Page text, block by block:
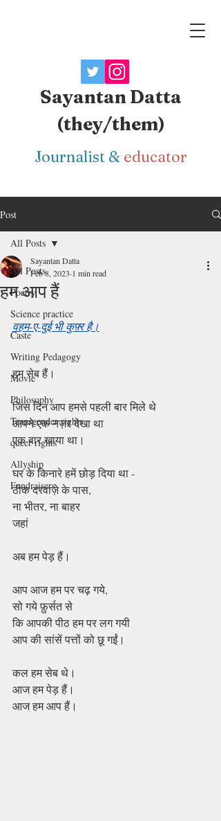
Sayantan Datta
(they/them)
Journalist & educator
Post
All Posts
Poetry
Science practice
Caste
Writing Pedagogy
Movie
Philosophy
Transgender rights
queer rights
Allyship
Fundraisers
All Posts
हम आप हैं
Sayantan Datta
Feb 8, 2023 1 min read
वहम-ए-दुई भी कुफ़्र है।
हम सेब हैं।
जिस दिन आप हमसे पहली बार मिले थे
आपने एक नज़र देखा था
एक बार खाया था।
घर के किनारे हमें छोड़ दिया था -
ठीक दरवाज़े के पास,
ना भीतर, ना बाहर
जहां
अब हम पेड़ हैं।
आप आज हम पर चढ़ गये,
सो गये फ़ुर्सत से
कि आपकी पीठ हम पर लग गयी
आप की सांसें पत्तों को छू गईं।
कल हम सेब थे।
आज हम पेड़ हैं।
आज हम आप हैं।